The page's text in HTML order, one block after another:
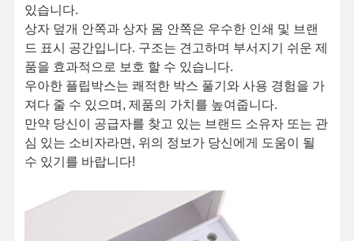
있습니다.
상자 덮개 안쪽과 상자 몸 안쪽은 우수한 인쇄 및 브랜
드 표시 공간입니다. 구조는 견고하며 부서지기 쉬운 제
품을 효과적으로 보호 할 수 있습니다.
우아한 플립박스는 쾌적한 박스 풀기와 사용 경험을 가
져다 줄 수 있으며, 제품의 가치를 높여줍니다.
만약 당신이 공급자를 찾고 있는 브랜드 소유자 또는 관
심 있는 소비자라면, 위의 정보가 당신에게 도움이 될
수 있기를 바랍니다!